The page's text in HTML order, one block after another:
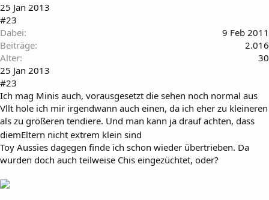
25 Jan 2013
#23
Dabei
9 Feb 2011
Beiträge
2.016
Alter
30
25 Jan 2013
#23
Ich mag Minis auch, vorausgesetzt die sehen noch normal aus
Vllt hole ich mir irgendwann auch einen, da ich eher zu kleineren
als zu größeren tendiere. Und man kann ja drauf achten, dass
diemEltern nicht extrem klein sind
Toy Aussies dagegen finde ich schon wieder übertrieben. Da
wurden doch auch teilweise Chis eingezüchtet, oder?